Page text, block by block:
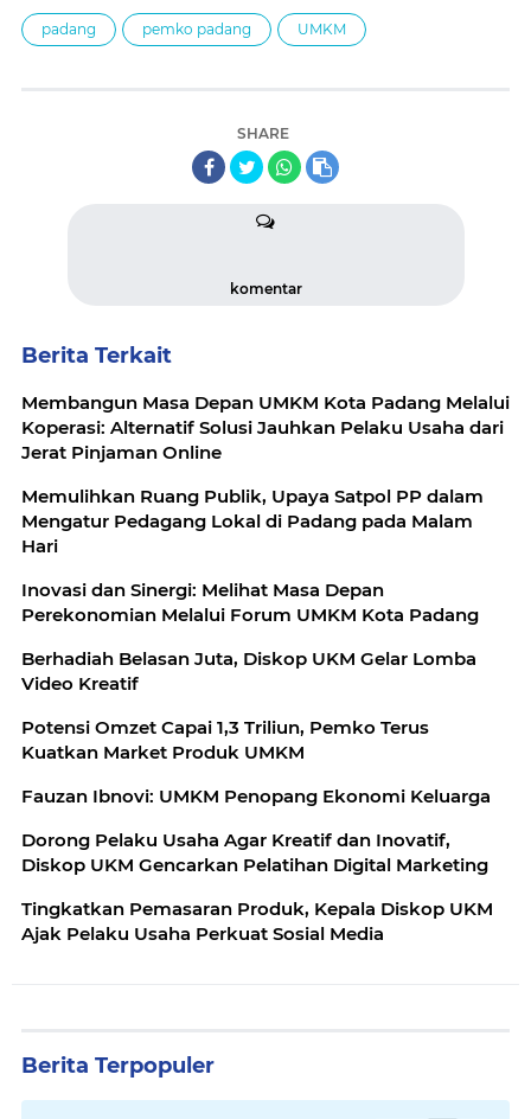
padang pemko padang UMKM
SHARE
komentar
Berita Terkait
Membangun Masa Depan UMKM Kota Padang Melalui
Koperasi: Alternatif Solusi Jauhkan Pelaku Usaha dari
Jerat Pinjaman Online
Memulihkan Ruang Publik, Upaya Satpol PP dalam
Mengatur Pedagang Lokal di Padang pada Malam
Hari
Inovasi dan Sinergi: Melihat Masa Depan
Perekonomian Melalui Forum UMKM Kota Padang
Berhadiah Belasan Juta, Diskop UKM Gelar Lomba
Video Kreatif
Potensi Omzet Capai 1,3 Triliun, Pemko Terus
Kuatkan Market Produk UMKM
Fauzan Ibnovi: UMKM Penopang Ekonomi Keluarga
Dorong Pelaku Usaha Agar Kreatif dan Inovatif,
Diskop UKM Gencarkan Pelatihan Digital Marketing
Tingkatkan Pemasaran Produk, Kepala Diskop UKM
Ajak Pelaku Usaha Perkuat Sosial Media
Berita Terpopuler